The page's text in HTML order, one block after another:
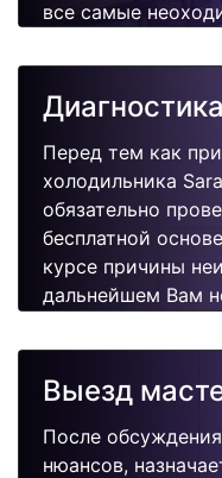
все самые
качественно и
Перед тем как
холодильника
обязательно
бесплатной
курсе причины
дальнейшем Вам
поломок.
Выезд
После
нюансов,